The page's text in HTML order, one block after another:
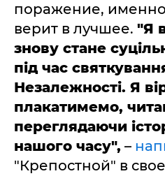
поражение,
верит в лучшее. "Я
знову стане
під час
Незалежності. Я
плакатимемо,
переглядаючи
нашого часу", –
"Крепостной" в